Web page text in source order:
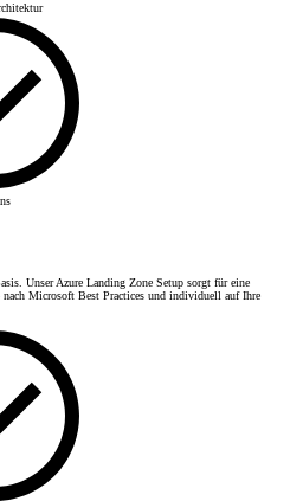
Unser Azure Landing Zone Setup sorgt für eine
Microsoft Best Practices und individuell auf Ihre